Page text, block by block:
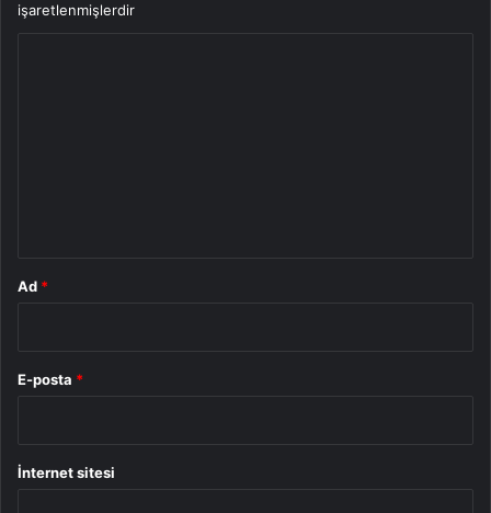
işaretlenmişlerdir
Ad *
E-posta *
İnternet sitesi